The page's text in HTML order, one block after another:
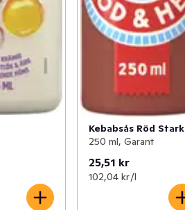
Kebabsås Röd Stark
250 ml, Garant
25,51 kr
102,04 kr /l